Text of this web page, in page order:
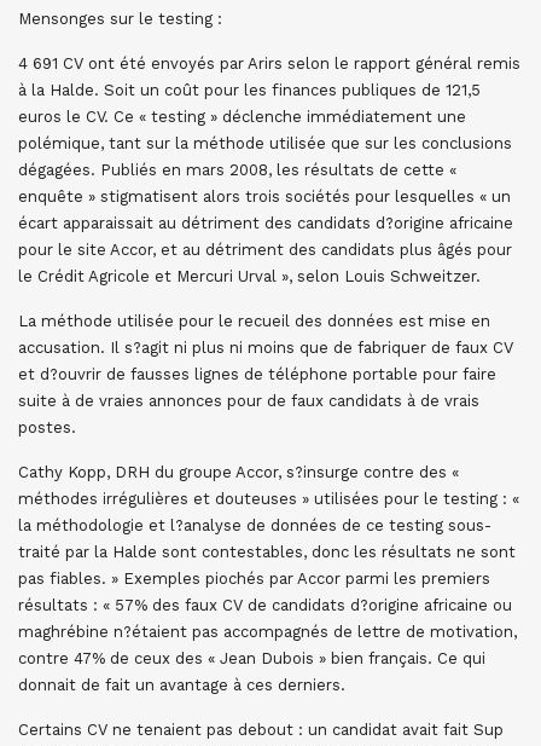
Mensonges sur le testing :
4 691 CV ont été envoyés par Arirs selon le rapport général remis
à la Halde. Soit un coût pour les finances publiques de 121,5
euros le CV. Ce « testing » déclenche immédiatement une
polémique, tant sur la méthode utilisée que sur les conclusions
dégagées. Publiés en mars 2008, les résultats de cette «
enquête » stigmatisent alors trois sociétés pour lesquelles « un
écart apparaissait au détriment des candidats d?origine africaine
pour le site Accor, et au détriment des candidats plus âgés pour
le Crédit Agricole et Mercuri Urval », selon Louis Schweitzer.
La méthode utilisée pour le recueil des données est mise en
accusation. Il s?agit ni plus ni moins que de fabriquer de faux CV
et d?ouvrir de fausses lignes de téléphone portable pour faire
suite à de vraies annonces pour de faux candidats à de vrais
postes.
Cathy Kopp, DRH du groupe Accor, s?insurge contre des «
méthodes irrégulières et douteuses » utilisées pour le testing : «
la méthodologie et l?analyse de données de ce testing sous-
traité par la Halde sont contestables, donc les résultats ne sont
pas fiables. » Exemples piochés par Accor parmi les premiers
résultats : « 57% des faux CV de candidats d?origine africaine ou
maghrébine n?étaient pas accompagnés de lettre de motivation,
contre 47% de ceux des « Jean Dubois » bien français. Ce qui
donnait de fait un avantage à ces derniers.
Certains CV ne tenaient pas debout : un candidat avait fait Sup